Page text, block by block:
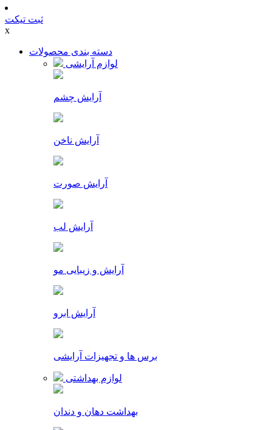
ثبت تیکت
x
دسته بندی محصولات
لوازم آرایشی
آرایش چشم
آرایش ناخن
آرایش صورت
آرایش لب
آرایش و زیبایی مو
آرایش ابرو
برس ها و تجهیزات آرایشی
لوازم بهداشتی
بهداشت دهان و دندان